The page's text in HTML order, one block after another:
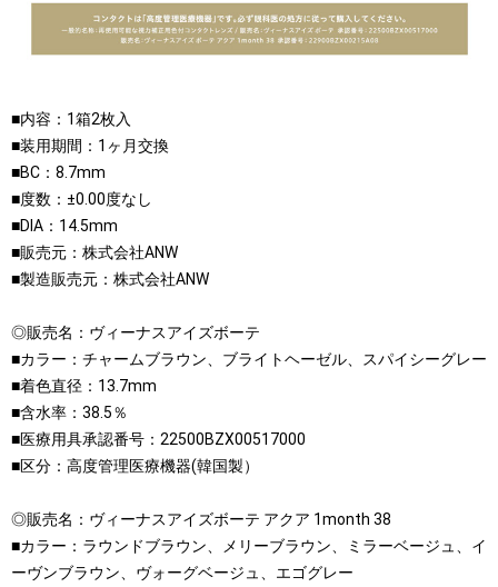
■内容：1箱2枚入
■装用期間：1ヶ月交換
■BC：8.7mm
■度数：±0.00度なし
■DIA：14.5mm
■販売元：株式会社ANW
■製造販売元：株式会社ANW
◎販売名：ヴィーナスアイズボーテ
■カラー：チャームブラウン、ブライトヘーゼル、スパイシーグレー
■着色直径：13.7mm
■含水率：38.5％
■医療用具承認番号：22500BZX00517000
■区分：高度管理医療機器(韓国製）
◎販売名：ヴィーナスアイズボーテ アクア 1month 38
■カラー：ラウンドブラウン、メリーブラウン、ミラーベージュ、イ
ーヴンブラウン、ヴォーグベージュ、エゴグレー